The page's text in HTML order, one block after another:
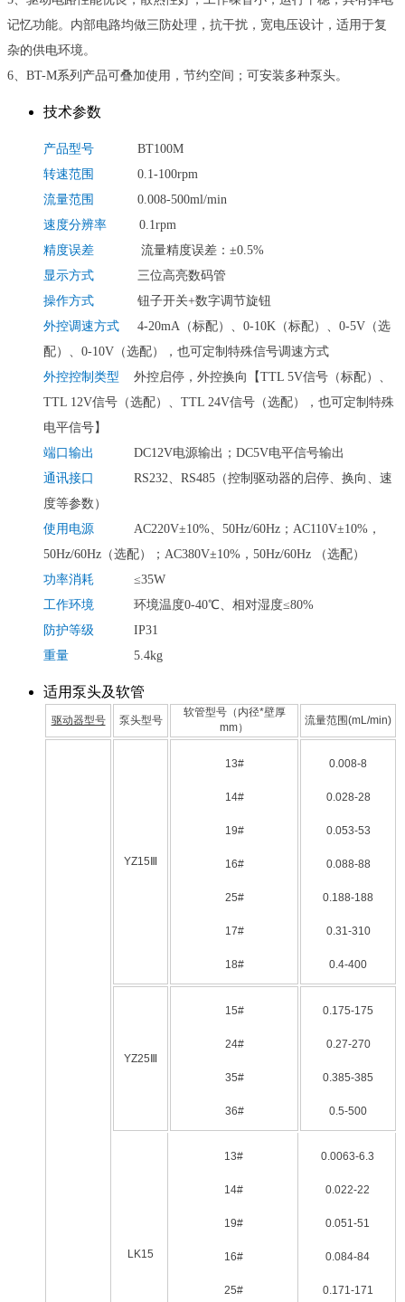
记忆功能。内部电路均做三防处理，抗干扰，宽电压设计，适用于复
杂的供电环境。
6、BT-M系列产品可叠加使用，节约空间；可安装多种泵头。
技术参数
产品型号 BT100M
转速范围
0.1-100rpm
流量范围
0.008-500ml/min
速度分辨率 0.1rpm
精度误差 流量精度误差：±0.5%
显示方式 三位高亮数码管
操作方式 钮子开关+数字调节旋钮
外控调速方式
4-20mA（标配）、0-10K（标配）、 0-5V（选
配）、0-10V（选配）
，也可定制特殊信号调速方式
外控控制类型 外控启停，外控换向【TTL 5V信号（标配）、
TTL 12V信号（选配）、TTL 24V信号（选配），也可定制特殊
电平信号】
端口输出
DC12V电源输出；DC5V电平信号输出
通讯接口
RS232、RS485（控制驱动器的启停、换向、速
度等参数）
使用电源 AC220V±10%、50Hz/60Hz；AC110V±10%，
50Hz/60Hz（选配）；AC380V±10%，50Hz/60Hz （选配）
功率消耗 ≤35W
工作环境 环境温度0-40℃、相对湿度≤80%
防护等级 IP31
重量 5.4kg
适用泵头及软管
驱动器型号 泵头型号
软管型号（内径*壁厚
mm）
流量范围(mL/min)
YZ15Ⅲ
13#
14#
19#
16#
25#
17#
18#
0.008-8
0.028-28
0.053-53
0.088-88
0.188-188
0.31-310
0.4-400
YZ25Ⅲ
15#
24#
35#
36#
0.175-175
0.27-270
0.385-385
0.5-500
LK15
13#
14#
19#
16#
25#
0.0063-6.3
0.022-22
0.051-51
0.084-84
0.171-171